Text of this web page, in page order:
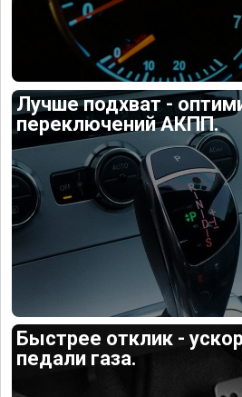
Лучше подхват -
переключений АКПП.
Быстрее отклик -
педали газа.